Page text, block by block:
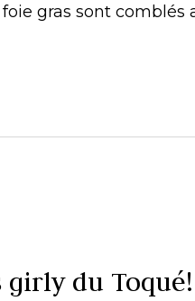
gras sont comblés
girly du Toqué!